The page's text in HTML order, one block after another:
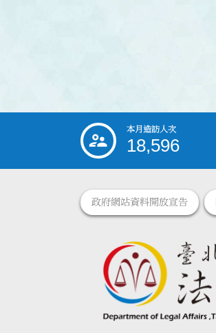
::: 本月造訪人次
18,596
政府網站資料開放宣告